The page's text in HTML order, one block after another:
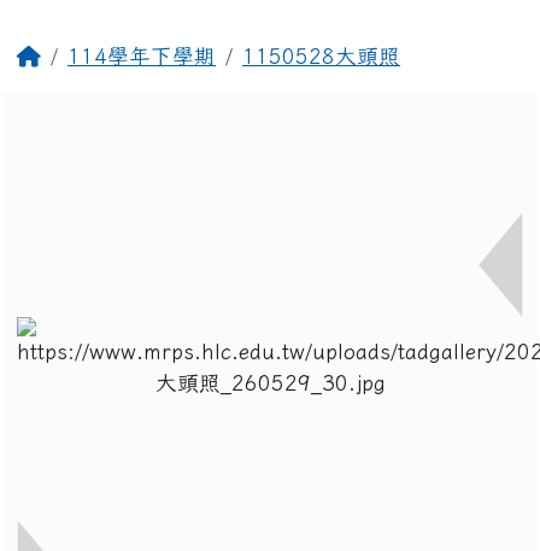
回首頁114學年下學期 1150528大頭照